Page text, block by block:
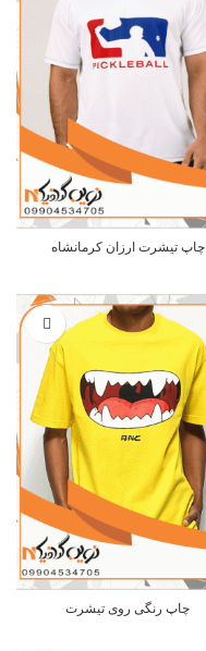
چاپ تیشرت ارزان کرمانشاه
چاپ رنگی روی تیشرت